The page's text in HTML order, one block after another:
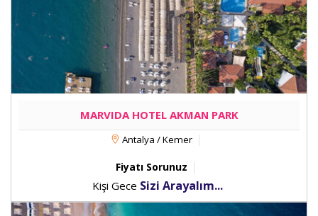
MARVIDA HOTEL AKMAN PARK
Antalya / Kemer
Fiyatı Sorunuz
Kişi Gece Sizi Arayalım...